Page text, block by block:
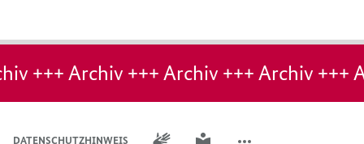
+++ Archiv +++ Archiv +++ Archiv
DATENSCHUTZHINWEIS GEBÄRDENSPRACHE
LEICHTE SPRACHE